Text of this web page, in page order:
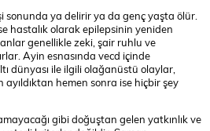
sonunda ya delirir ya da genç yaşta ölür.
hastalık olarak epilepsinin yeniden
genellikle zeki, şair ruhlu ve
Ayin esnasında vecd içinde
dünyası ile ilgili olağanüstü olaylar,
hemen sonra ise hiçbir şey
gibi doğuştan gelen yatkınlık ve